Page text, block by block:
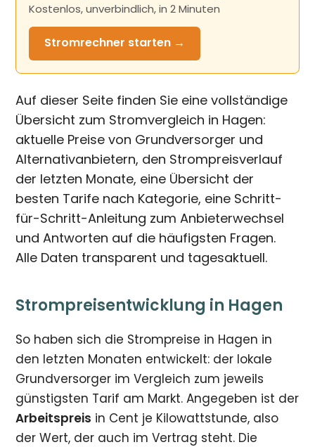
Kostenlos, unverbindlich, in 2 Minuten
Stromrechner starten →
Auf dieser Seite finden Sie eine vollständige
Übersicht zum Stromvergleich in Hagen:
aktuelle Preise von Grundversorger und
Alternativanbietern, den Strompreisverlauf
der letzten Monate, eine Übersicht der
besten Tarife nach Kategorie, eine Schritt-
für-Schritt-Anleitung zum Anbieterwechsel
und Antworten auf die häufigsten Fragen.
Alle Daten transparent und tagesaktuell.
Strompreisentwicklung in Hagen
So haben sich die Strompreise in Hagen in
den letzten Monaten entwickelt: der lokale
Grundversorger im Vergleich zum jeweils
günstigsten Tarif am Markt. Angegeben ist der
Arbeitspreis in Cent je Kilowattstunde, also
der Wert, der auch im Vertrag steht. Die